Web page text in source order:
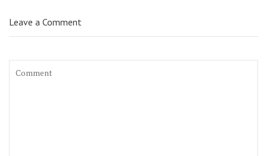
Leave a Comment